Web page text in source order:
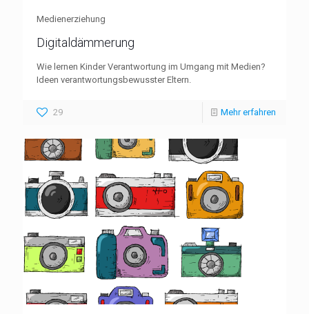
Medienerziehung
Digitaldämmerung
Wie lernen Kinder Verantwortung im Umgang mit Medien?
Ideen verantwortungsbewusster Eltern.
29 Mehr erfahren